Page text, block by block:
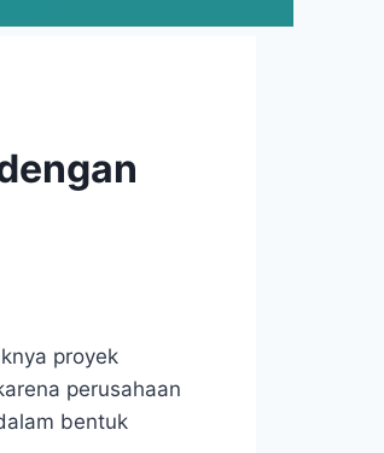
proyek
perusahaan
bentuk